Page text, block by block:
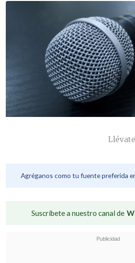
Agréganos como tu fuente preferida
Suscríbete a nuestro canal de